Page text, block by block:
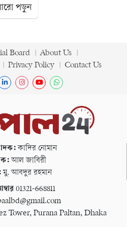
পড়ুন
Board
About Us
Privacy Policy Contact Us
কাদির নোমান
আল জাবিরী
মু. আবদুর রহমান
01321-668811
Tower, Purana Paltan, Dhaka